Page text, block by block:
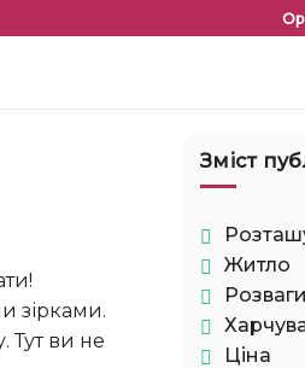
зірками.
Тут ви не
Зміст
Житло
Розваги
Ціна